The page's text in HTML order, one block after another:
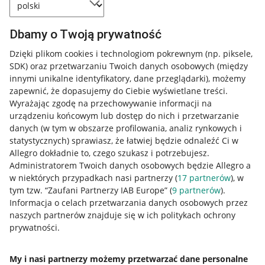
Dbamy o Twoją prywatność
Dzięki plikom cookies i technologiom pokrewnym (np. piksele,
SDK) oraz przetwarzaniu Twoich danych osobowych (między
innymi unikalne identyfikatory, dane przeglądarki), możemy
zapewnić, że dopasujemy do Ciebie wyświetlane treści.
Wyrażając zgodę na przechowywanie informacji na
urządzeniu końcowym lub dostęp do nich i przetwarzanie
danych (w tym w obszarze profilowania, analiz rynkowych i
statystycznych) sprawiasz, że łatwiej będzie odnaleźć Ci w
Allegro dokładnie to, czego szukasz i potrzebujesz.
Administratorem Twoich danych osobowych będzie Allegro a
w niektórych przypadkach nasi partnerzy (17 partnerów), w
tym tzw. “Zaufani Partnerzy IAB Europe” (9 partnerów).
Informacja o celach przetwarzania danych osobowych przez
naszych partnerów znajduje się w ich politykach ochrony
prywatności.
My i nasi partnerzy możemy przetwarzać dane personalne
Przydatne informacje
Jak to działa